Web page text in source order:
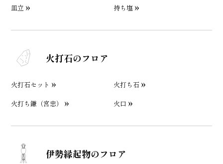
皿立
持ち塩
火打石のフロア
火打石セット
火打ち石
火打ち鎌（宮忠）
火口
伊勢縁起物のフロア